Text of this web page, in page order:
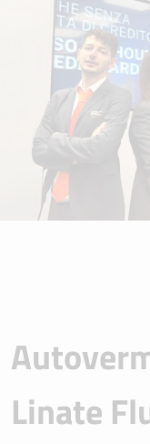
Linate